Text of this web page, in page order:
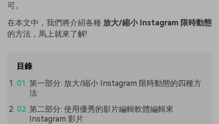
可。
在本文中，我們將介紹各種 放大/縮小 Instagram 限時動態
的方法，馬上就來了解!
目錄
第一部分: 放大/縮小 Instagram 限時動態的四種方
法
第二部分: 使用優秀的影片編輯軟體編輯來
Instagram 影片